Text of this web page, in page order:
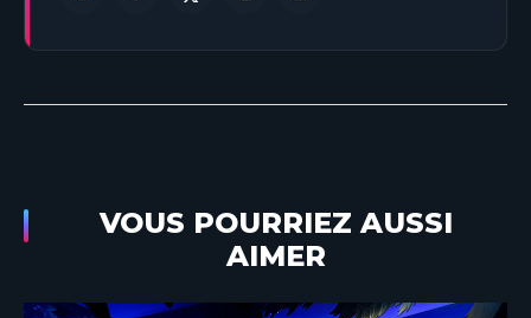
VOUS POURRIEZ AUSSI
AIMER